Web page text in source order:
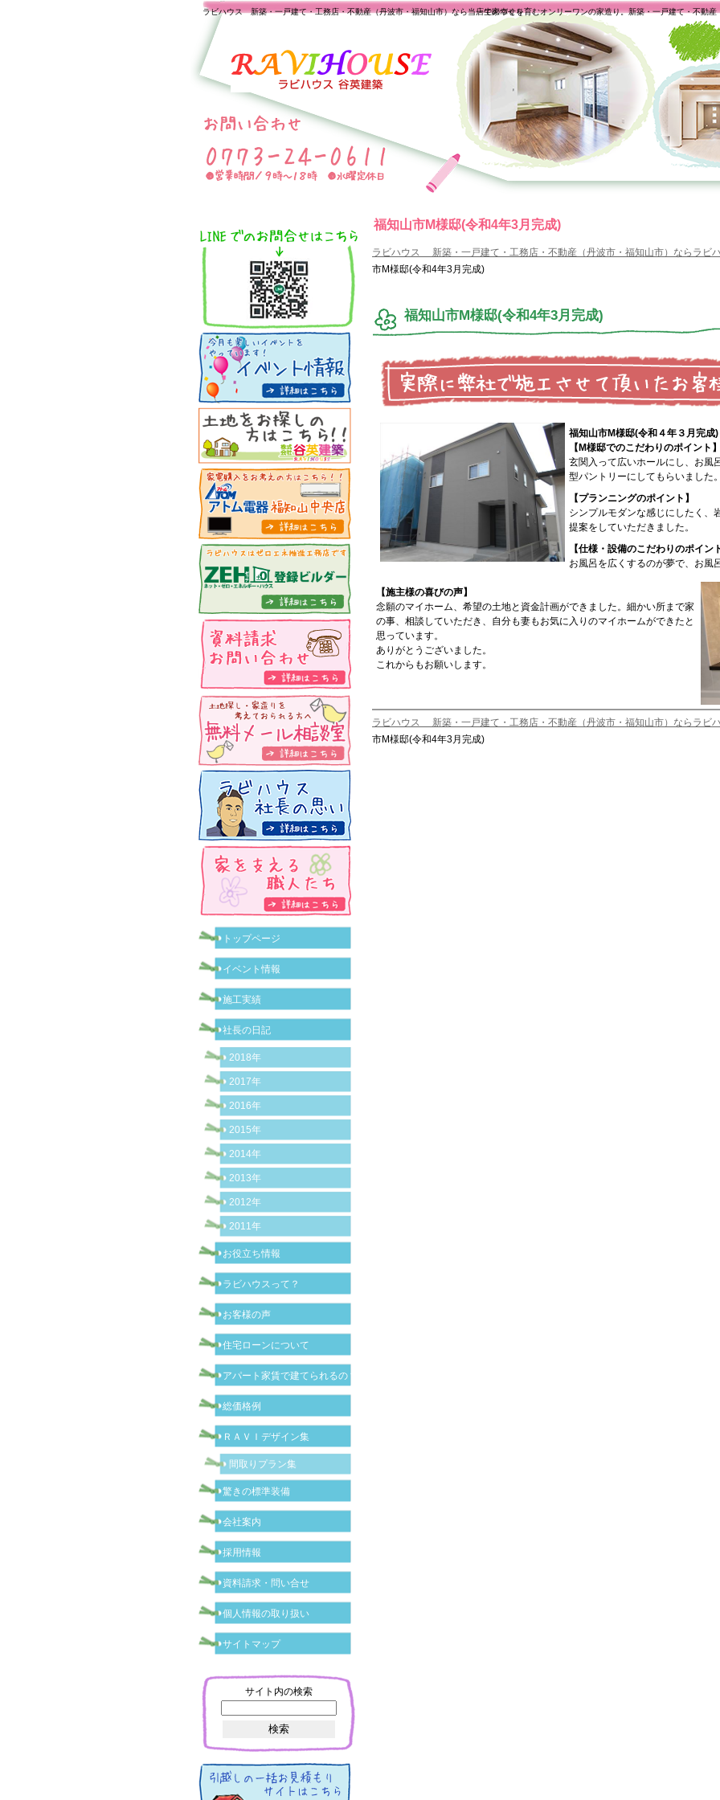
福知山市M様邸(令和4年3月完成)
一生の幸せを育むオンリーワンの家造り。新築・一戸建て・不動産
ラビハウス 新築・一戸建て・工務店・不動産（丹波市・福知山市）なら当店で家づくり
ラビハウス 新築・一戸建て・工務店・不動産（丹波市・福知山市）ならラビ
市M様邸(令和4年3月完成)
福知山市M様邸(令和4年3月完成)
福知山市M様邸(令和４年３月完成)
【M様邸でのこだわりのポイント】
玄関入って広いホールにし、お風
型パントリーにしてもらいました。
【プランニングのポイント】
シンプルモダンな感じにしたく、
提案をしていただきました。
【仕様・設備のこだわりのポイント
お風呂を広くするのが夢で、お風
【施主様の喜びの声】
念願のマイホーム、希望の土地と資金計画ができました。細かい所まで家
の事、相談していただき、自分も妻もお気に入りのマイホームができたと
思っています。
ありがとうございました。
これからもお願いします。
ラビハウス 新築・一戸建て・工務店・不動産（丹波市・福知山市）ならラビ
市M様邸(令和4年3月完成)
トップページ
イベント情報
施工実績
社長の日記
2018年
2017年
2016年
2015年
2014年
2013年
2012年
2011年
お役立ち情報
ラビハウスって？
お客様の声
住宅ローンについて
アパート家賃で建てられるの？
総価格例
ＲＡＶＩデザイン集
間取りプラン集
驚きの標準装備
会社案内
採用情報
資料請求・問い合せ
個人情報の取り扱い
サイトマップ
サイト内の検索